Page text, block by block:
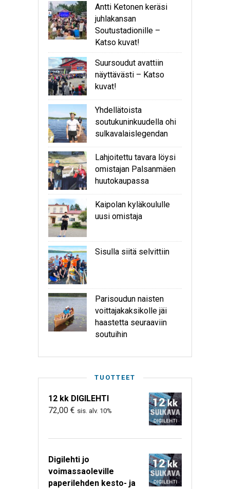
Antti Ketonen keräsi
juhlakansan
Soutustadionille –
Katso kuvat!
Suursoudut avattiin
näyttävästi – Katso
kuvat!
Yhdellätoista
soutukuninkuudella ohi
sulkavalaislegendan
Lahjoitettu tavara löysi
omistajan Palsanmäen
huutokaupassa
Kaipolan kyläkoululle
uusi omistaja
Sisulla siitä selvittiin
Parisoudun naisten
voittajakaksikolle jäi
haastetta seuraaviin
soutuihin
TUOTTEET
12 kk DIGILEHTI
72,00 € sis. alv. 10%
Digilehti jo
voimassaoleville
paperilehden kesto- ja